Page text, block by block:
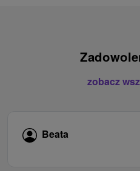
zobacz
Beata